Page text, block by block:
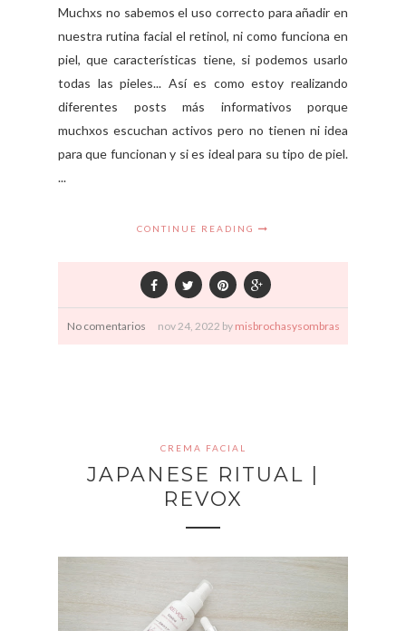
Muchxs no sabemos el uso correcto para añadir en
nuestra rutina facial el retinol, ni como funciona en
piel, que características tiene, si podemos usarlo
todas las pieles... Así es como estoy realizando
diferentes posts más informativos porque
muchxos escuchan activos pero no tienen ni idea
para que funcionan y si es ideal para su tipo de piel.
...
CONTINUE READING
No comentarios nov24, 2022 by misbrochasysombras
CREMA FACIAL
JAPANESE RITUAL |
REVOX